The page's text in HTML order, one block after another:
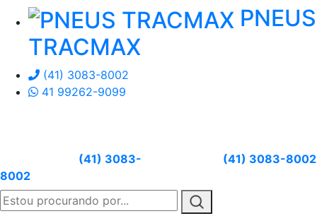
PNEUS
TRACMAX
(41) 3083-8002
41 99262-9099
(41) 3083-
8002
(41) 3083-8002